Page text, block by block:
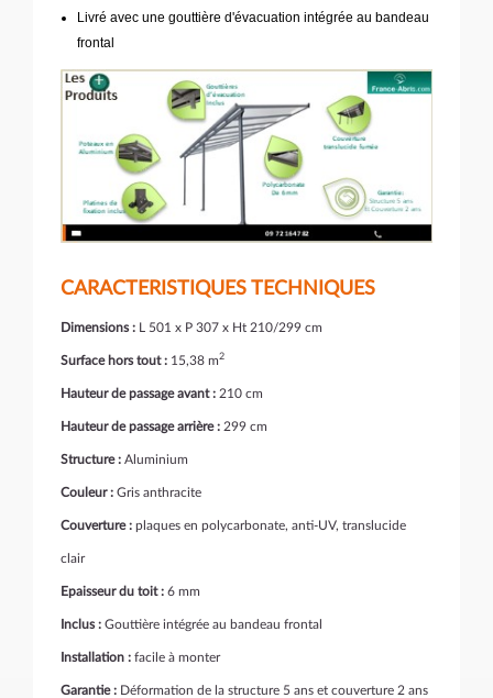
Livré avec une gouttière d'évacuation intégrée au bandeau
frontal
CARACTERISTIQUES TECHNIQUES
Dimensions : L 501 x P 307 x Ht 210/299 cm
Surface hors tout : 15,38 m2
Hauteur de passage avant : 210 cm
Hauteur de passage arrière : 299 cm
Structure : Aluminium
Couleur : Gris anthracite
Couverture : plaques en polycarbonate, anti-UV, translucide
clair
Epaisseur du toit : 6 mm
Inclus : Gouttière intégrée au bandeau frontal
Installation : facile à monter
Garantie : Déformation de la structure 5 ans et couverture 2 ans